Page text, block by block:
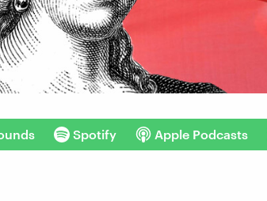
Spotify Apple Podcasts